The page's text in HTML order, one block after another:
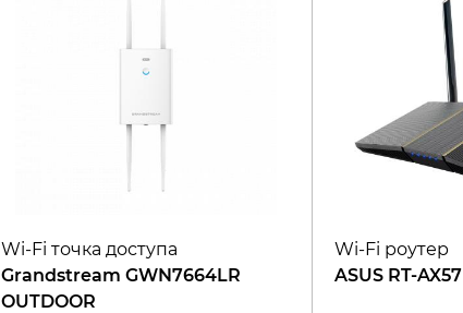
Wi-Fi точка доступа
Grandstream GWN7664LR
OUTDOOR
Wi-Fi роутер
ASUS RT-AX57